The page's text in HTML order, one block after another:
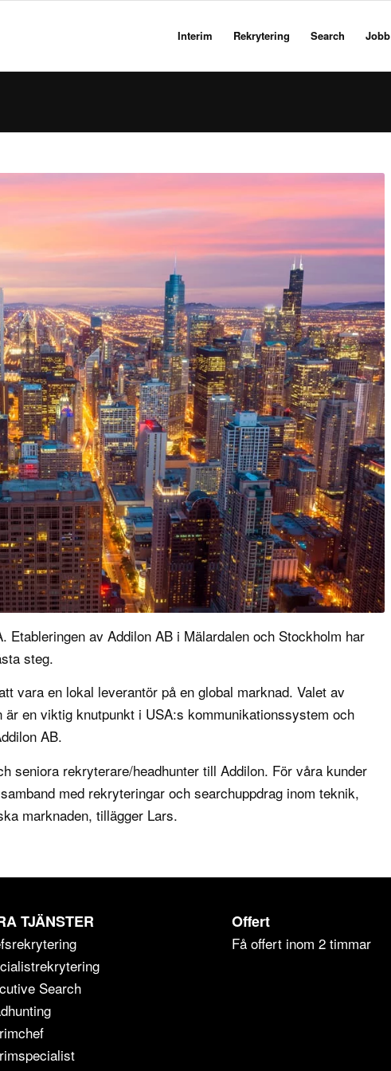
Interim Rekrytering Search Jobb
Etableringen av Addilon AB i Mälardalen och Stockholm har
steg.
vara en lokal leverantör på en global marknad. Valet av
en viktig knutpunkt i USA:s kommunikationssystem och
AB.
seniora rekryterare/headhunter till Addilon. För våra kunder
med rekryteringar och searchuppdrag inom teknik,
marknaden, tillägger Lars.
TJÄNSTER
Search
Offert
Få offert inom 2 timmar